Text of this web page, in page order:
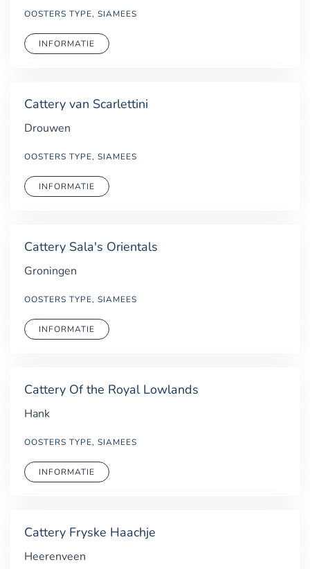
OOSTERS TYPE, SIAMEES
INFORMATIE
Cattery van Scarlettini
Drouwen
OOSTERS TYPE, SIAMEES
INFORMATIE
Cattery Sala's Orientals
Groningen
OOSTERS TYPE, SIAMEES
INFORMATIE
Cattery Of the Royal Lowlands
Hank
OOSTERS TYPE, SIAMEES
INFORMATIE
Cattery Fryske Haachje
Heerenveen